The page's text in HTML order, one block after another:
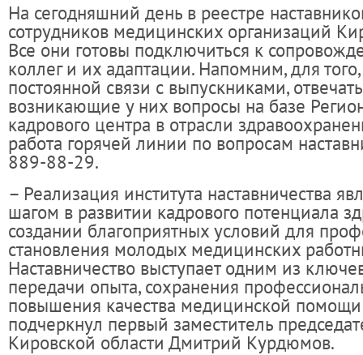
На сегодняшний день в реестре
сотрудников медицинских организаций
Все они готовы подключиться к
коллег и их адаптации. Напомним, для
постоянной связи с выпускниками,
возникающие у них вопросы на базе
кадрового центра в отрасли
работа горячей линии по вопросам
889-88-29.
– Реализация института наставничества
шагом в развитии кадрового потенциала
создании благоприятных условий для
становления молодых медицинских
Наставничество выступает одним из
передачи опыта, сохранения
повышения качества медицинской
подчеркнул первый заместитель
Кировской области Дмитрий Курдюмов.